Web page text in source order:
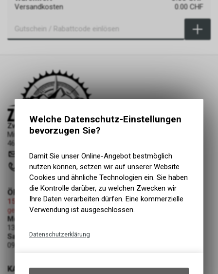
Versandkosten
0.00 CHF
Zweiradliebe GmbH
Mittelgäustrasse 53
4616 Kappel SO
info@zweiradliebe.ch
062 216 16 73
KATEGORIEN
ÖFFNUNGSZEITEN
15.08.2026 (Mariä Himmelfahrt)
geschlossen
Montag - Freitag
13:00 - 19:00 Uhr
Samstag
09:00 - 12:00 Uhr
Welche Datenschutz-Einstellungen
bevorzugen Sie?
Damit Sie unser Online-Angebot bestmöglich
nutzen können, setzen wir auf unserer Website
Cookies und ähnliche Technologien ein. Sie haben
die Kontrolle darüber, zu welchen Zwecken wir
Ihre Daten verarbeiten dürfen. Eine kommerzielle
Verwendung ist ausgeschlossen.
Datenschutzerklärung